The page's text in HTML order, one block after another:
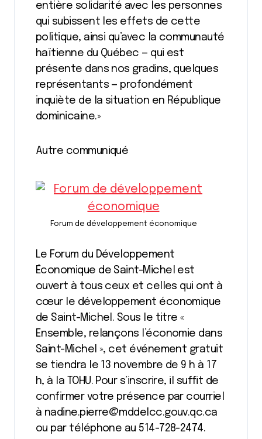
entière solidarité avec les personnes
qui subissent les effets de cette
politique, ainsi qu’avec la communauté
haïtienne du Québec — qui est
présente dans nos gradins, quelques
représentants — profondément
inquiète de la situation en République
dominicaine.»
Autre communiqué
Forum de développement économique
Le Forum du Développement
Économique de Saint-Michel est
ouvert à tous ceux et celles qui ont à
cœur le développement économique
de Saint-Michel. Sous le titre «
Ensemble, relançons l’économie dans
Saint-Michel », cet événement gratuit
se tiendra le 13 novembre de 9 h à 17
h, à la TOHU. Pour s’inscrire, il suffit de
confirmer votre présence par courriel
à nadine.pierre@mddelcc.gouv.qc.ca
ou par téléphone au 514-728-2474.